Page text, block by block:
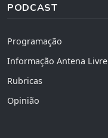
PODCAST
Programação
Informação Antena Livre
Rubricas
Opinião